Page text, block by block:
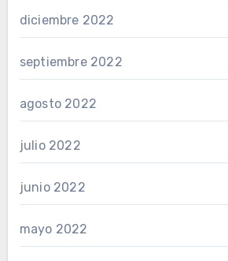
diciembre 2022
septiembre 2022
agosto 2022
julio 2022
junio 2022
mayo 2022